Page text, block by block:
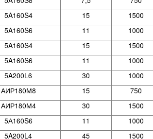
5A160S4 15 1500
5A160S6 11 1000
5A160S4 15 1500
5A160S6 11 1000
5A200L6 30 1000
АИР180М8 15 750
АИР180М4 30 1500
5А160S6 11 1000
5A200L4 45 1500